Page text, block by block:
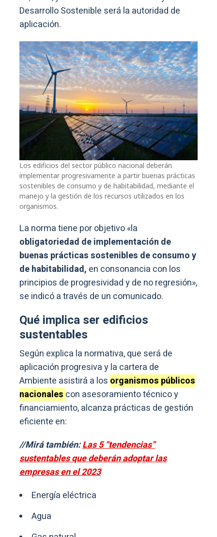
Desarrollo Sostenible será la autoridad de
aplicación.
Los edificios del sector público nacional deberán
implementar progresivamente a partir buenas prácticas
sostenibles de consumo y de habitabilidad, mediante el
manejo y la gestión de los recursos utilizados en los
organismos.
La norma tiene por objetivo «la
obligatoriedad de implementación de
buenas prácticas sostenibles de consumo y
de habitabilidad, en consonancia con los
principios de progresividad y de no regresión»,
se indicó a través de un comunicado.
Qué implica ser edificios
sustentables
Según explica la normativa, que será de
aplicación progresiva y la cartera de
Ambiente asistirá a los organismos públicos
nacionales con asesoramiento técnico y
financiamiento, alcanza prácticas de gestión
eficiente en:
//Mirá también:Las 5 “tendencias”
sustentables que deberán adoptar las
empresas en el 2023
Energía eléctrica
Agua